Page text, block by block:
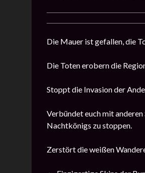
Die Mauer ist gefallen, die
Die Toten erobern die
Stoppt die Invasion der
Verbündet euch mit
Nachtkönigs zu stoppen.
Zerstört die weißen